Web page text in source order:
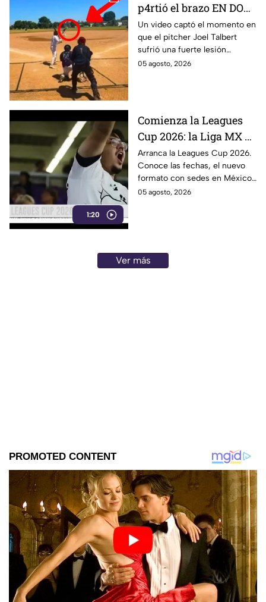
p4rtió el brazo EN DOS”
Pitcher sufre brut4l
lesión durante
lanzamiento y queda
fuera del juego
Un video captó el momento en
que el pitcher Joel Talbert
sufrió una fuerte lesión
durante un lanzamiento en un
05 agosto, 2026
1:20
Comienza la Leagues
Cup 2026: la Liga MX y
la MLS se enfrentan
con histórico formato
Arranca la Leagues Cup 2026.
Conoce las fechas, el nuevo
formato con sedes en México
y el calendario de partidos
05 agosto, 2026
Ver más